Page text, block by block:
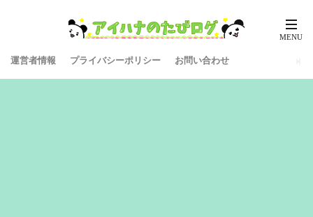
運営者情報 プライバシーポリシー お問い合わせ